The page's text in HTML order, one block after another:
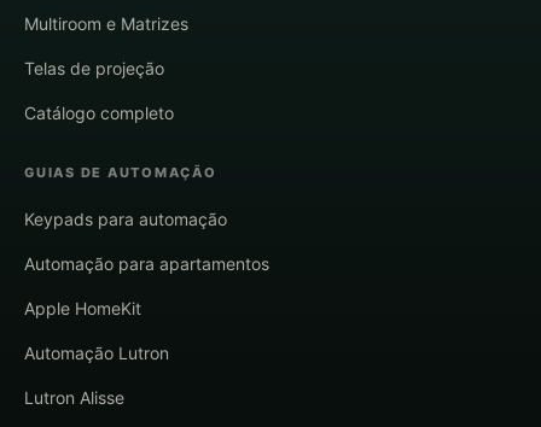
Multiroom e Matrizes
Telas de projeção
Catálogo completo
GUIAS DE AUTOMAÇÃO
Keypads para automação
Automação para apartamentos
Apple HomeKit
Automação Lutron
Lutron Alisse